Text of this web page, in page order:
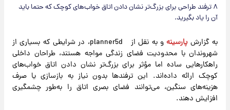
۸ ترفند طراحی برای بزرگ‌تر نشان دادن اتاق خواب‌های کوچک که حتما باید
آن را یاد بگیرید.
به گزارشپارسینه
و به نقل از planner5d، در شرایطی که بسیاری از
شهروندان با محدودیت فضای زندگی مواجه هستند، طراحان داخلی
راهکارهایی ساده اما مؤثر برای بزرگ‌تر نشان دادن اتاق خواب‌های
کوچک ارائه داده‌اند. این ترفندها بدون نیاز به بازسازی یا صرف
هزینه‌های سنگین، می‌توانند فضای بصری اتاق را به‌طور چشمگیری
افزایش دهند.